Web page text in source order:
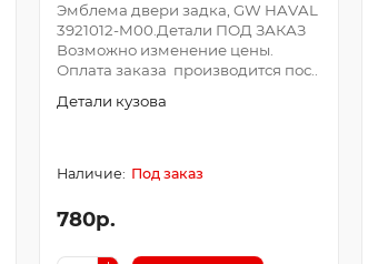
Эмблема двери задка, GW HAVAL
3921012-M00.Детали ПОД ЗАКАЗ
Возможно изменение цены.
Оплата заказа производится пос..
Детали кузова
Под заказ
780р.